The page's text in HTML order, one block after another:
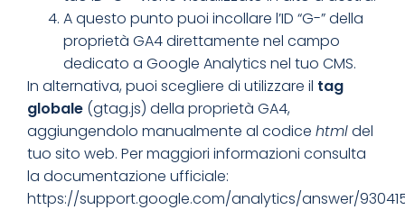
A questo punto puoi incollare l’ID “G-” della
proprietà GA4 direttamente nel campo
dedicato a Google Analytics nel tuo CMS.
In alternativa, puoi scegliere di utilizzare il tag
globale (gtag.js) della proprietà GA4,
aggiungendolo manualmente al codice htmldel
tuo sito web. Per maggiori informazioni consulta
la documentazione ufficiale:
https://support.google.com/analytics/answer/